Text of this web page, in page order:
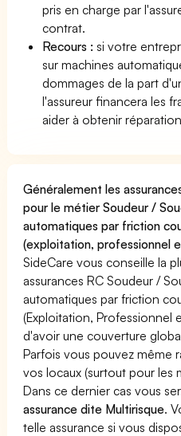
pris en charge par
contrat.
Recours : si votre
sur machines
dommages de la part
l'assureur financera les
aider à obtenir
Généralement les
pour le métier Soudeur /
automatiques par friction
(exploitation, professionnel
SideCare vous conseille la
assurances RC Soudeur /
automatiques par friction
(Exploitation, Professionnel
d'avoir une couverture
Parfois vous pouvez même
vos locaux (surtout pour les
Dans ce dernier cas vous
assurance dite Multirisque.
telle assurance si vous